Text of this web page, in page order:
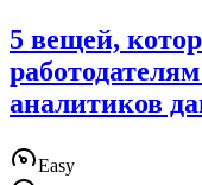
5 вещей,
аналитиков
Easy